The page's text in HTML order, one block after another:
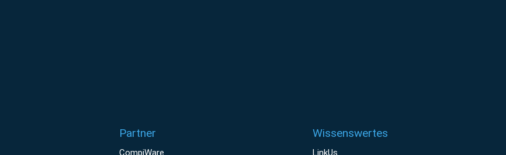
Partner
CompiWare
Wissenswertes
LinkUs